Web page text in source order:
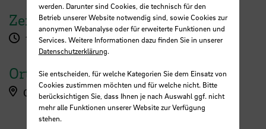
Zeit
17:00 - 18:30 Uhr
Ort
Online-Veranstaltung
werden. Darunter sind Cookies, die technisch für den
Betrieb unserer Website notwendig sind, sowie Cookies zur
anonymen Webanalyse oder für erweiterte Funktionen und
Services. Weitere Informationen dazu finden Sie in unserer
Datenschutzerklärung.
Sie entscheiden, für welche Kategorien Sie dem Einsatz von
Cookies zustimmen möchten und für welche nicht. Bitte
berücksichtigen Sie, dass Ihnen je nach Auswahl ggf. nicht
mehr alle Funktionen unserer Website zur Verfügung
stehen.